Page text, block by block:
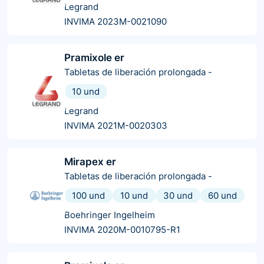
Legrand
INVIMA 2023M-0021090
Pramixole er
Tabletas de liberación prolongada -
10 und
Legrand
INVIMA 2021M-0020303
Mirapex er
Tabletas de liberación prolongada -
100 und
10 und 30 und
60 und
Boehringer Ingelheim
INVIMA 2020M-0010795-R1